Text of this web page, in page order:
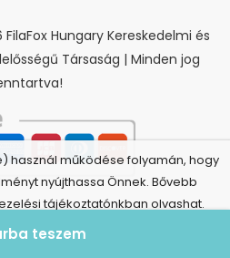
teszem
Hungary Kereskedelmi és
Társaság | Minden jog
használ működése folyamán, hogy
nyújthassa Önnek. Bővebb
tájékoztatónkban olvashat.
Adatkezelési tájékoztató
a szerződéstől